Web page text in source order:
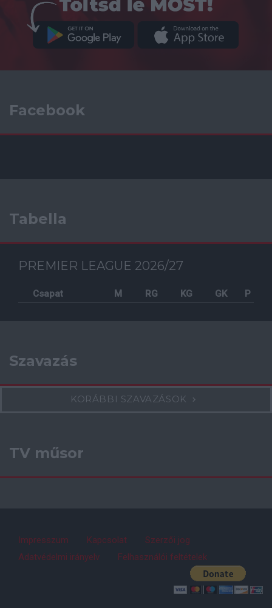
Facebook
Tabella
PREMIER LEAGUE 2026/27
Csapat M RG KG GK P
Szavazás
KORÁBBI SZAVAZÁSOK
TV műsor
Impresszum Kapcsolat
Szerzői jog
Adatvédelmi irányelv
Felhasználói feltételek